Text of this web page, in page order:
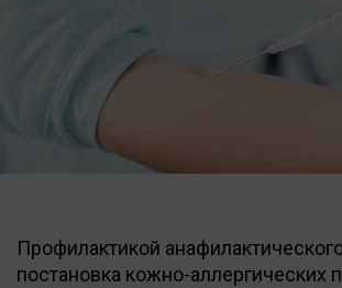
Профилактикой
постановка кожно-аллергических